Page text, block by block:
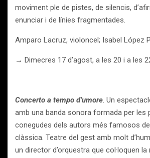
moviment ple de pistes, de silencis,
enunciar i de línies fragmentades.
Amparo Lacruz, violoncel; Isabel López
→ Dimecres 17 d’agost, a les 20 i a les
Concerto a tempo d’umore. Un
amb una banda sonora formada per les
conegudes dels autors més famosos
clàssica. Teatre del gest amb molt
un director d’orquestra que col·loquen